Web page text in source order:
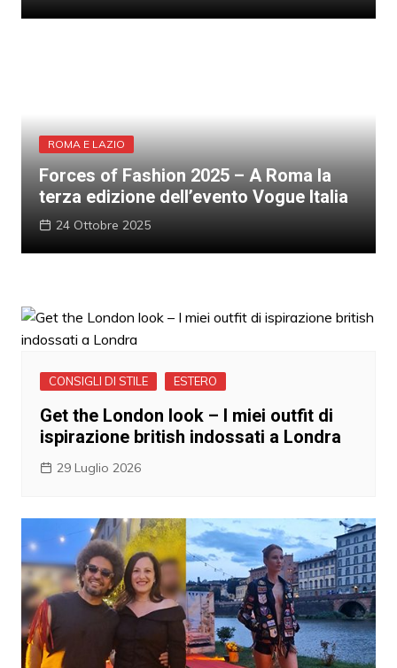
ROMA E LAZIO
Forces of Fashion 2025 – A Roma la
terza edizione dell’evento Vogue Italia
24 Ottobre 2025
CONSIGLI DI STILE ESTERO
Get the London look – I miei outfit di
ispirazione british indossati a Londra
29 Luglio 2026